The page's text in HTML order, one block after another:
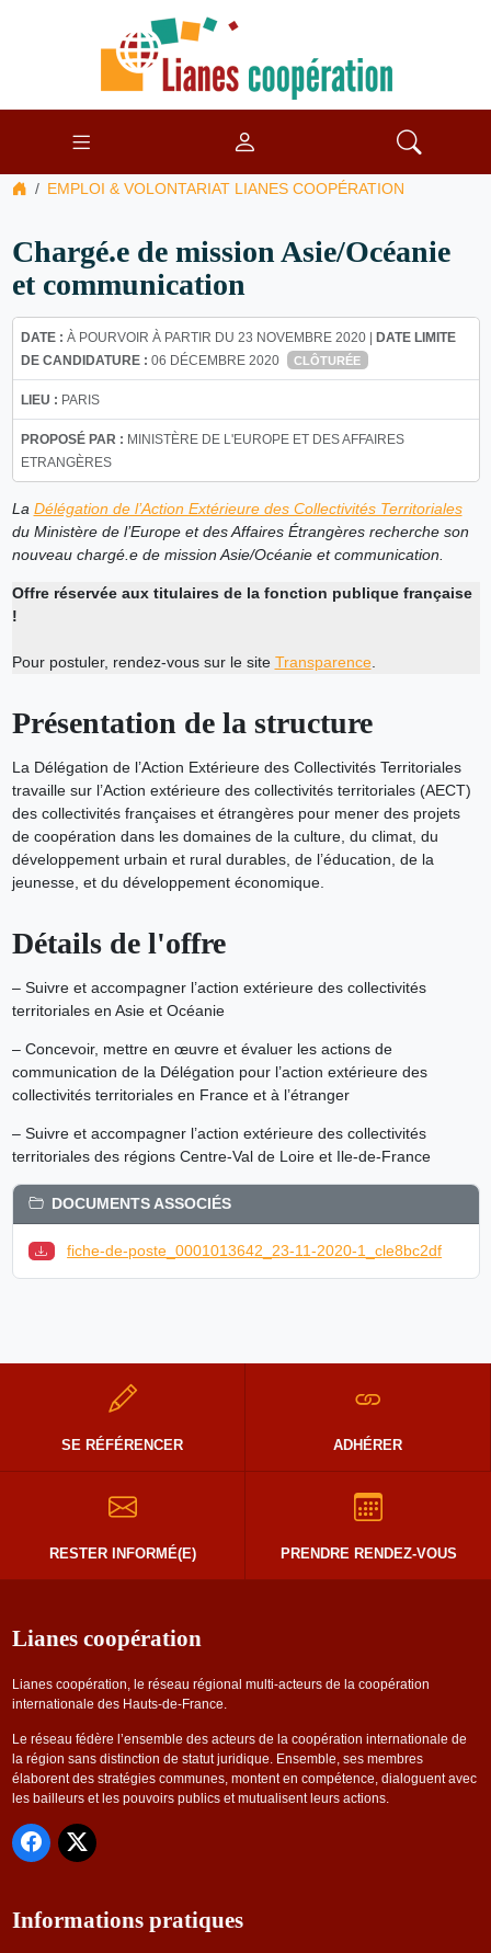
EMPLOI & VOLONTARIAT LIANES COOPÉRATION
Chargé.e de mission Asie/Océanie
et communication
DATE : À POURVOIR À PARTIR DU 23 NOVEMBRE 2020 | DATE LIMITE
DE CANDIDATURE : 06 DÉCEMBRE 2020 CLÔTURÉE
LIEU : PARIS
PROPOSÉ PAR : MINISTÈRE DE L'EUROPE ET DES AFFAIRES
ETRANGÈRES
La Délégation de l’Action Extérieure des Collectivités Territoriales
du Ministère de l’Europe et des Affaires Étrangères recherche son
nouveau chargé.e de mission Asie/Océanie et communication.
Offre réservée aux titulaires de la fonction publique française
!
Pour postuler, rendez-vous sur le site Transparence.
Présentation de la structure
La Délégation de l’Action Extérieure des Collectivités Territoriales
travaille sur l’Action extérieure des collectivités territoriales (AECT)
des collectivités françaises et étrangères pour mener des projets
de coopération dans les domaines de la culture, du climat, du
développement urbain et rural durables, de l’éducation, de la
jeunesse, et du développement économique.
Détails de l'offre
– Suivre et accompagner l’action extérieure des collectivités
territoriales en Asie et Océanie
– Concevoir, mettre en œuvre et évaluer les actions de
communication de la Délégation pour l’action extérieure des
collectivités territoriales en France et à l’étranger
– Suivre et accompagner l’action extérieure des collectivités
territoriales des régions Centre-Val de Loire et Ile-de-France
DOCUMENTS ASSOCIÉS
fiche-de-poste_0001013642_23-11-2020-1_cle8bc2df
SE RÉFÉRENCER ADHÉRER
RESTER INFORMÉ(E) PRENDRE RENDEZ-VOUS
Lianes coopération
Lianes coopération, le réseau régional multi-acteurs de la coopération
internationale des Hauts-de-France.
Le réseau fédère l’ensemble des acteurs de la coopération internationale de
la région sans distinction de statut juridique. Ensemble, ses membres
élaborent des stratégies communes, montent en compétence, dialoguent avec
les bailleurs et les pouvoirs publics et mutualisent leurs actions.
Informations pratiques